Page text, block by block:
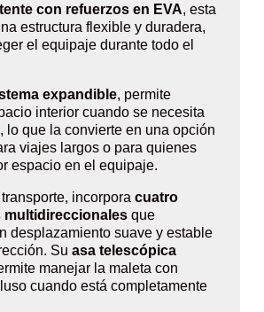
con refuerzos en EVA, esta
estructura flexible y duradera,
el equipaje durante todo el
expandible, permite
interior cuando se necesita
lo que la convierte en una opción
viajes largos o para quienes
espacio en el equipaje.
incorporacuatro
multidireccionales que
desplazamiento suave y estable
Suasa telescópica
manejar la maleta con
cuando está completamente